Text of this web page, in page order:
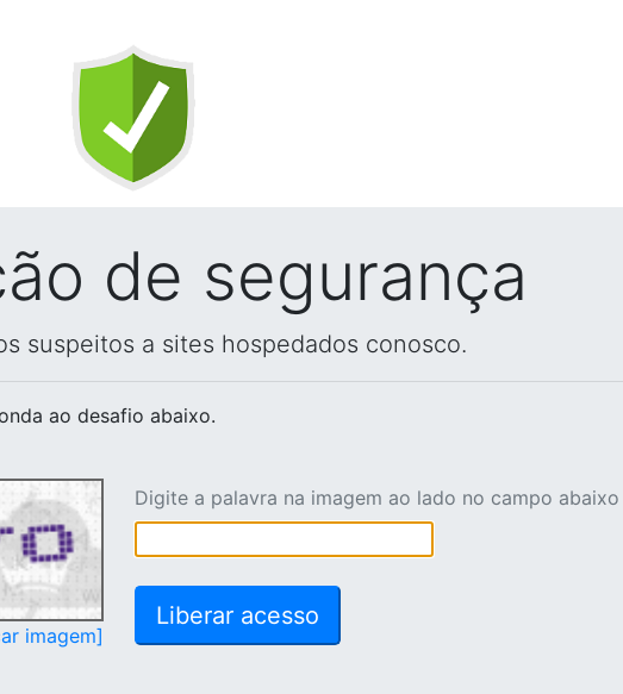
de segurança
suspeitos a sites hospedados conosco.
ao desafio abaixo.
imagem]
Digite a palavra na imagem ao lado no campo abaixo